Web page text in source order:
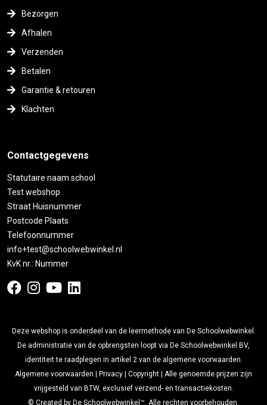
Bezorgen
Afhalen
Verzenden
Betalen
Garantie & retouren
Klachten
Contactgegevens
Statutaire naam school
Test webshop
Straat Huisnummer
Postcode Plaats
Telefoonnummer
info+test@schoolwebwinkel.nl
KvK nr.: Nummer
Deze webshop is onderdeel van de leermethode van De Schoolwebwinkel.
De administratie van de opbrengsten loopt via De Schoolwebwinkel BV,
identiteit te raadplegen in artikel 2 van de algemene voorwaarden.
Algemene voorwaarden
Privacy Copyright | Alle genoemde prijzen zijn
vrijgesteld van BTW, exclusief verzend- en transactiekosten.
© Created by De Schoolwebwinkel™. Alle rechten voorbehouden.